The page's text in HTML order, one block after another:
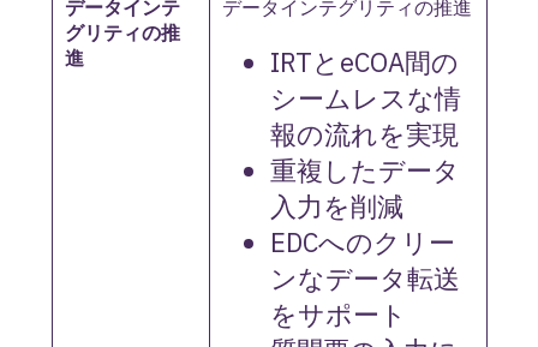
データインテ
グリティの推
進
データインテグリティの推進
IRTとeCOA間の
シームレスな情
報の流れを実現
重複したデータ
入力を削減
EDCへのクリー
ンなデータ転送
をサポート